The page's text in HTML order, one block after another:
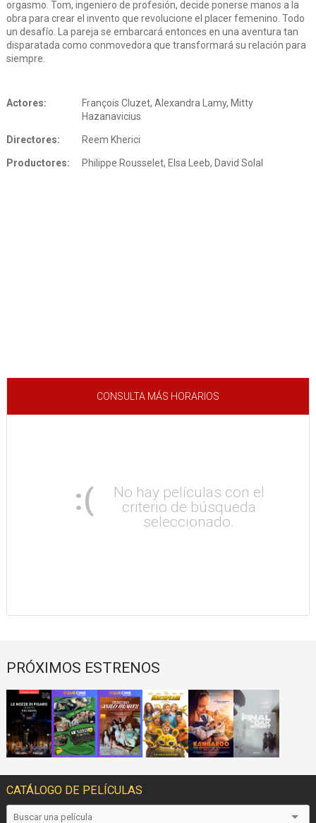
orgasmo. Tom, ingeniero de profesión, decide ponerse manos a la
obra para crear el invento que revolucione el placer femenino. Todo
un desafío. La pareja se embarcará entonces en una aventura tan
disparatada como conmovedora que transformará su relación para
siempre.
Actores:
François Cluzet, Alexandra Lamy, Mitty
Hazanavicius
Directores: Reem Kherici
Productores: Philippe Rousselet, Elsa Leeb, David Solal
CONSULTA MÁS HORARIOS
:(
No hay películas con el
criterio de búsqueda
seleccionado.
PRÓXIMOS ESTRENOS
CATÁLOGO DE PELÍCULAS